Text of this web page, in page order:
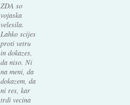
ZDA so
vojaska
velesila.
Lahko scijes
proti vetru
in dokazes,
da niso. Ni
na meni, da
dokazem, da
ni res, kar
trdi vecina